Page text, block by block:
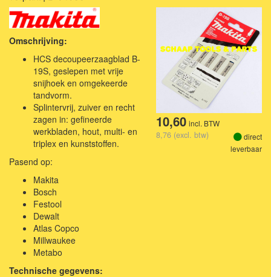
10,60 incl. BTW
8,76 (excl. btw)
direct
leverbaar
Omschrijving:
HCS decoupeerzaagblad B-
19S, geslepen met vrije
snijhoek en omgekeerde
tandvorm.
Splintervrij, zuiver en recht
zagen in: gefineerde
werkbladen, hout, multi- en
triplex en kunststoffen.
Pasend op:
Makita
Bosch
Festool
Dewalt
Atlas Copco
Millwaukee
Metabo
Technische gegevens: